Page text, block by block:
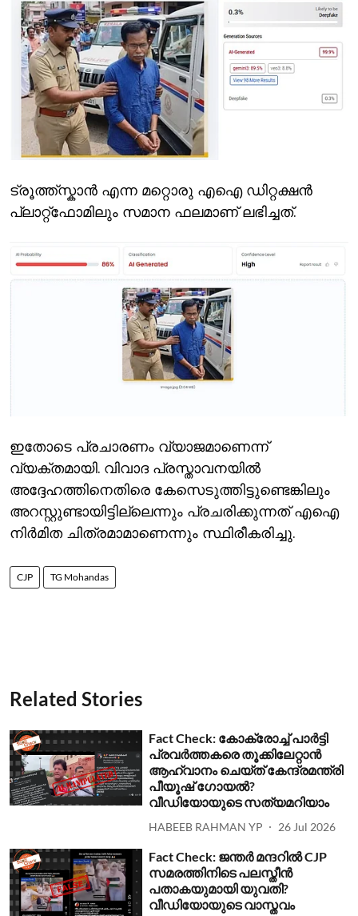
ട്രൂത്ത്സ്കാന്‍ എന്ന മറ്റൊരു എഐ ഡിറ്റക്ഷന്‍
പ്ലാറ്റ്ഫോമിലും സമാന ഫലമാണ് ലഭിച്ചത്.
ഇതോടെ പ്രചാരണം വ്യാജമാണെന്ന്
വ്യക്തമായി. വിവാദ പ്രസ്താവനയില്‍
അദ്ദേഹത്തിനെതിരെ കേസെടുത്തിട്ടുണ്ടെങ്കിലും
അറസ്റ്റുണ്ടായിട്ടില്ലെന്നും പ്രചരിക്കുന്നത് എഐ
നിര്‍മിത ചിത്രമാമാണെന്നും സ്ഥിരീകരിച്ചു.
CJP TG Mohandas
Related Stories
Fact Check: കോക്രോച്ച് പാര്‍ട്ടി
പ്രവര്‍ത്തകരെ തൂക്കിലേറ്റാന്‍
ആഹ്വാനം ചെയ്ത് കേന്ദ്രമന്ത്രി
പീയൂഷ് ഗോയല്‍?
വീഡിയോയുടെ സത്യമറിയാം
HABEEB RAHMAN YP 26 Jul 2026
Fact Check: ജന്തര്‍ മന്ദറില്‍ CJP
സമരത്തിനിടെ പലസ്തീന്‍
പതാകയുമായി യുവതി?
വീഡിയോയുടെ വാസ്തവം